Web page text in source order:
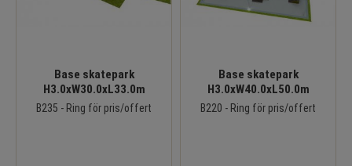
Base skatepark
H3.0xW30.0xL33.0m
B235 - Ring för pris/offert
Base skatepark
H3.0xW40.0xL50.0m
B220 - Ring för pris/offert